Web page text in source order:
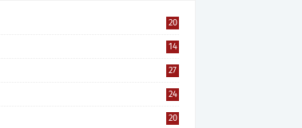
20
14
27
24
20